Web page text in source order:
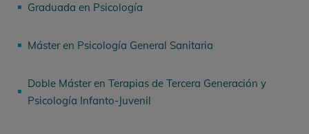
^ Graduada en Psicología
^ Máster en Psicología General Sanitaria
^
Doble Máster en Terapias de Tercera Generación y
Psicología Infanto-Juvenil